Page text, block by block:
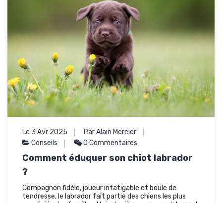
Le 3 Avr 2025
Par Alain Mercier
Conseils
0 Commentaires
Comment éduquer son chiot labrador
?
Compagnon fidèle, joueur infatigable et boule de
tendresse, le labrador fait partie des chiens les plus